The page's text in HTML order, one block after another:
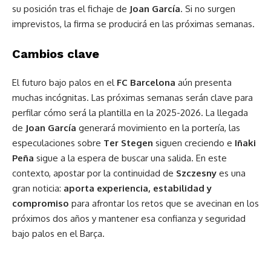
su posición tras el fichaje de Joan García. Si no surgen
imprevistos, la firma se producirá en las próximas semanas.
Cambios clave
El futuro bajo palos en el FC Barcelona aún presenta
muchas incógnitas. Las próximas semanas serán clave para
perfilar cómo será la plantilla en la 2025-2026. La llegada
de Joan García generará movimiento en la portería, las
especulaciones sobre Ter Stegen siguen creciendo e Iñaki
Peña sigue a la espera de buscar una salida. En este
contexto, apostar por la continuidad de Szczesny es una
gran noticia: aporta experiencia, estabilidad y
compromiso para afrontar los retos que se avecinan en los
próximos dos años y mantener esa confianza y seguridad
bajo palos en el Barça.